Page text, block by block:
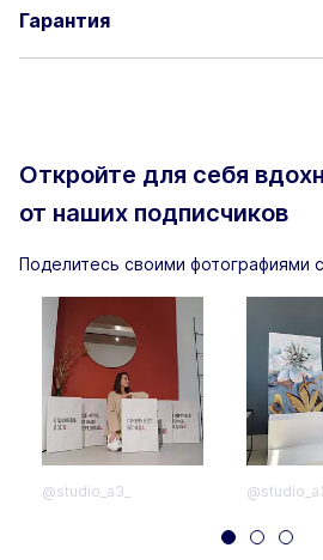
Гарантия
Откройте для себя
от наших подписчиков
Поделитесь своими фотографиями
@studio_a3_